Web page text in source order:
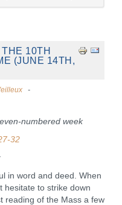
10TH
(JUNE 14TH,
numbered week
32
word and deed. When
hesitate to strike down
reading of the Mass a few